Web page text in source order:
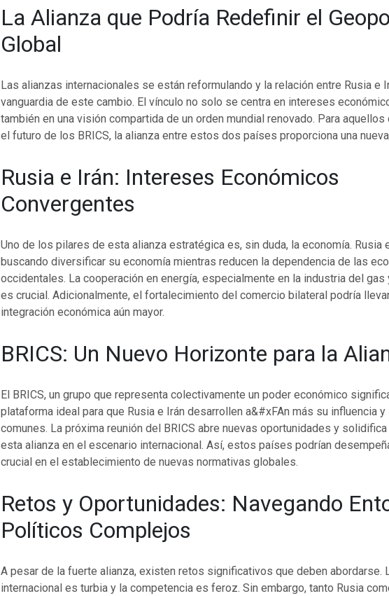
La Alianza que Podría Redefinir el
Global
Las alianzas internacionales se están reformulando y la relación entre Rusia e
vanguardia de este cambio. El vínculo no solo se centra en intereses
también en una visión compartida de un orden mundial renovado. Para
el futuro de los BRICS, la alianza entre estos dos países proporciona una
Rusia e Irán: Intereses Económicos
Convergentes
Uno de los pilares de esta alianza estratégica es, sin duda, la economía. Rusia
buscando diversificar su economía mientras reducen la dependencia de las
occidentales. La cooperación en energía, especialmente en la industria del gas
es crucial. Adicionalmente, el fortalecimiento del comercio bilateral podría
integración económica aún mayor.
BRICS: Un Nuevo Horizonte para la
El BRICS, un grupo que representa colectivamente un poder económico
plataforma ideal para que Rusia e Irán desarrollen a&#xFAn más su influencia
comunes. La próxima reunión del BRICS abre nuevas oportunidades y
esta alianza en el escenario internacional. Así, estos países podrían
crucial en el establecimiento de nuevas normativas globales.
Retos y Oportunidades: Navegando
Políticos Complejos
A pesar de la fuerte alianza, existen retos significativos que deben abordarse.
internacional es turbia y la competencia es feroz. Sin embargo, tanto Rusia